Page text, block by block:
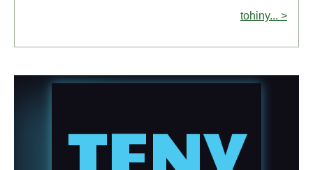
tohiny... >